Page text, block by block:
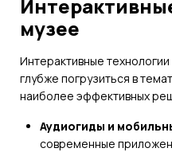
музее
Интерактивные
глубже погрузиться в
наиболее эффективных
Аудиогиды и
современные